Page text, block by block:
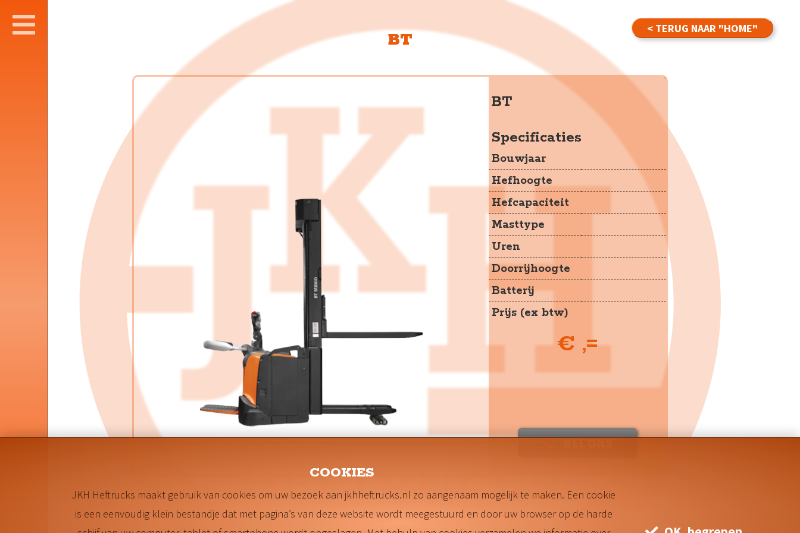
COOKIES
JKH Heftrucks maakt gebruik van cookies om uw bezoek aan jkhheftrucks.nl zo aangenaam mogelijk te maken. Een cookie
is een eenvoudig klein bestandje dat met pagina’s van deze website wordt meegestuurd en door uw browser op de harde
JKH Heftrucks
De Schutterij 13
+31 6 53380656
info@jkhheftrucks.nl
< TERUG NAAR "HOME"
BT
BT
Specificaties
Bouwjaar
Hefhoogte
Hefcapaciteit
Masttype
Uren
Doorrijhoogte
Batterij
Prijs (ex btw)
€ ,=
BEL ONS